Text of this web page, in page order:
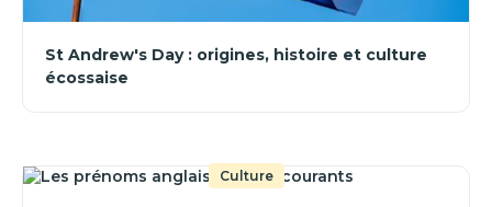
St Andrew's Day : origines, histoire et culture
écossaise
Culture